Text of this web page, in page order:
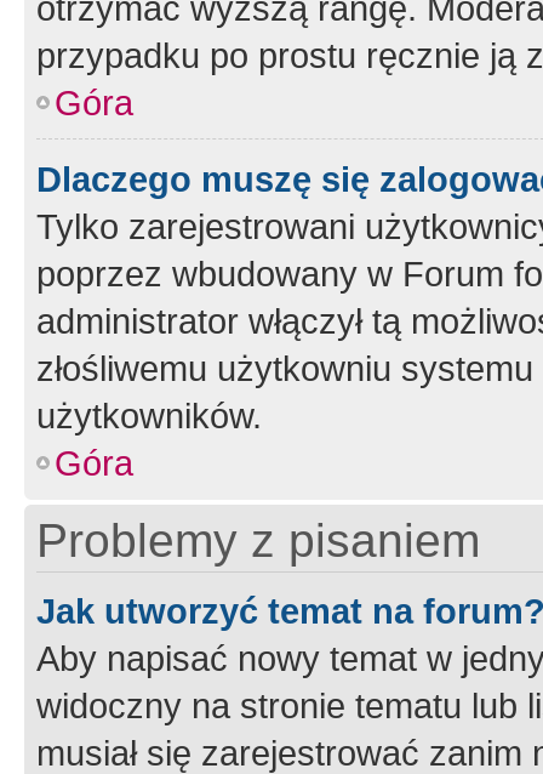
przypadku po prostu ręcznie ją
Góra
Dlaczego muszę się
Tylko zarejestrowani
poprzez wbudowany w Forum
administrator włączył tą
złośliwemu użytkowniu
użytkowników.
Góra
Problemy z pisaniem
Jak utworzyć temat na
Aby napisać nowy temat w
widoczny na stronie tematu lub
musiał się zarejestrować